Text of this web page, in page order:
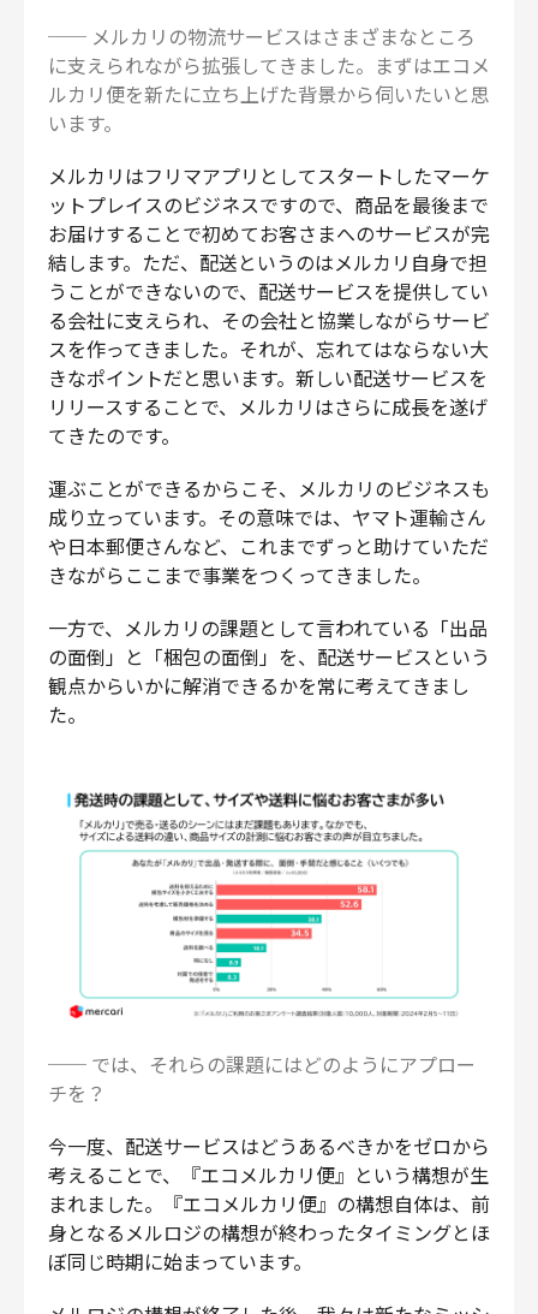
── メルカリの物流サービスはさまざまなところ
に支えられながら拡張してきました。まずはエコメ
ルカリ便を新たに立ち上げた背景から伺いたいと思
います。
メルカリはフリマアプリとしてスタートしたマーケ
ットプレイスのビジネスですので、商品を最後まで
お届けすることで初めてお客さまへのサービスが完
結します。ただ、配送というのはメルカリ自身で担
うことができないので、配送サービスを提供してい
る会社に支えられ、その会社と協業しながらサービ
スを作ってきました。それが、忘れてはならない大
きなポイントだと思います。新しい配送サービスを
リリースすることで、メルカリはさらに成長を遂げ
てきたのです。
運ぶことができるからこそ、メルカリのビジネスも
成り立っています。その意味では、ヤマト運輸さん
や日本郵便さんなど、これまでずっと助けていただ
きながらここまで事業をつくってきました。
一方で、メルカリの課題として言われている「出品
の面倒」と「梱包の面倒」を、配送サービスという
観点からいかに解消できるかを常に考えてきまし
た。
── では、それらの課題にはどのようにアプロー
チを？
今一度、配送サービスはどうあるべきかをゼロから
考えることで、『エコメルカリ便』という構想が生
まれました。『エコメルカリ便』の構想自体は、前
身となるメルロジの構想が終わったタイミングとほ
ぼ同じ時期に始まっています。